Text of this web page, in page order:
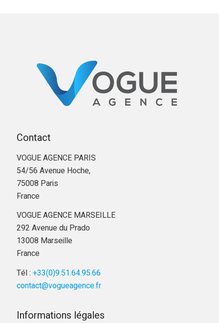
Contact
VOGUE AGENCE PARIS
54/56 Avenue Hoche,
75008 Paris
France
VOGUE AGENCE MARSEILLE
292 Avenue du Prado
13008 Marseille
France
Tél : +33(0)9.51.64.95.66
contact@vogueagence.fr
Informations légales